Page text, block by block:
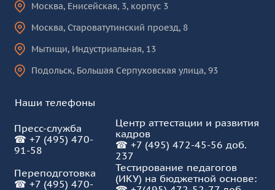
Москва, Енисейская, 3, корпус 3
Москва, Староватутинский проезд, 8
Мытищи, Индустриальная, 13
Подольск, Большая Серпуховская улица, 93
Наши телефоны
Пресс-служба
☎ +7 (495) 470-
91-58
Центр аттестации и развития
кадров
☎ +7 (495) 472-45-56 доб.
237
Переподготовка
☎ +7 (495) 470-
Тестирование педагогов
(ИКУ) на бюджетной основе: